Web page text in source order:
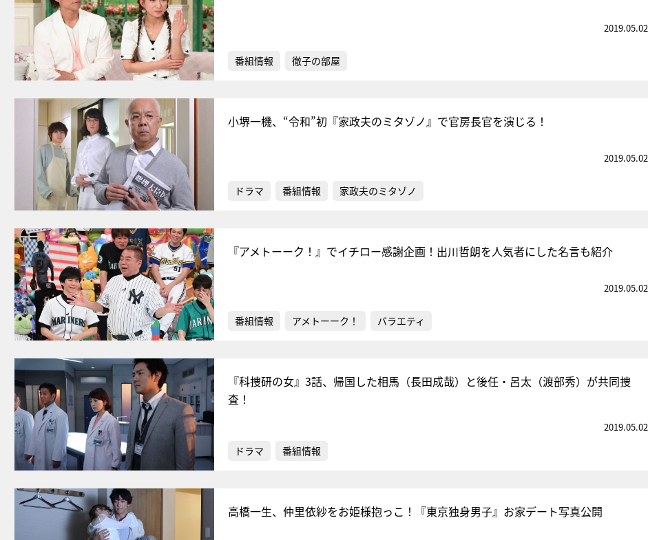
2019.05.02
番組情報 徹子の部屋
小堺一機、“令和”初『家政夫のミタゾノ』で官房長官を演じる！
2019.05.02
ドラマ 番組情報 家政夫のミタゾノ
『アメトーーク！』でイチロー感謝企画！出川哲朗を人気者にした名言も紹介
2019.05.02
番組情報 アメトーーク！ バラエティ
『科捜研の女』3話、帰国した相馬（長田成哉）と後任・呂太（渡部秀）が共同捜
査！
2019.05.02
ドラマ 番組情報
高橋一生、仲里依紗をお姫様抱っこ！『東京独身男子』お家デート写真公開